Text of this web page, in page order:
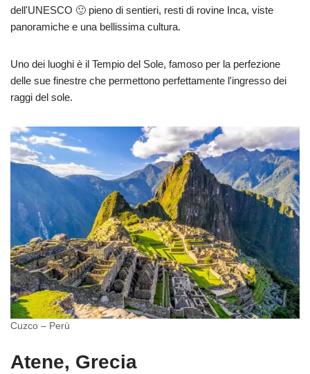
dell'UNESCO 🙂 pieno di sentieri, resti di rovine Inca, viste
panoramiche e una bellissima cultura.
Uno dei luoghi è il Tempio del Sole, famoso per la perfezione
delle sue finestre che permettono perfettamente l'ingresso dei
raggi del sole.
Cuzco – Perù
Atene, Grecia